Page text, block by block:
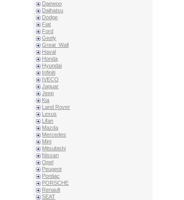
Daewoo
Daihatsu
Dodge
Fiat
Ford
Geely
Great_Wall
Haval
Honda
Hyundai
Infiniti
IVECO
Jaguar
Jeep
Kia
Land Rover
Lexus
Lifan
Mazda
Mercedes
Mini
Mitsubishi
Nissan
Opel
Peugeot
Pontiac
PORSCHE
Renault
SEAT